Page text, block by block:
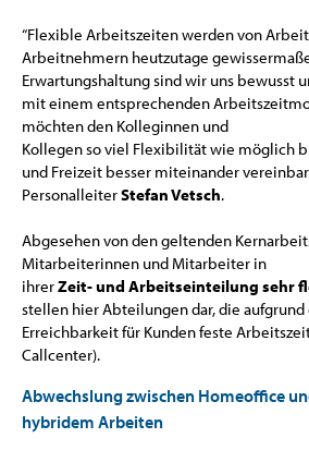
“Flexible Arbeitszeiten werden von
Arbeitnehmern heutzutage
Erwartungshaltung sind wir uns bewusst
mit einem entsprechenden
möchten den Kolleginnen und
Kollegen so viel Flexibilität wie möglich
und Freizeit besser miteinander
PersonalleiterStefan Vetsch.
Abgesehen von den geltenden
Mitarbeiterinnen und Mitarbeiter in
ihrerZeit- und Arbeitseinteilung sehr
stellen hier Abteilungen dar, die
Erreichbarkeit für Kunden feste
Callcenter).
Abwechslung zwischen Homeoffice
hybridem Arbeiten